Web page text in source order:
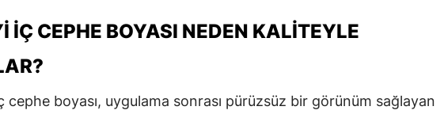
İÇ CEPHE BOYASI NEDEN KALITEYLE
cephe boyası, uygulama sonrası pürüzsüz bir görünüm sağlayan